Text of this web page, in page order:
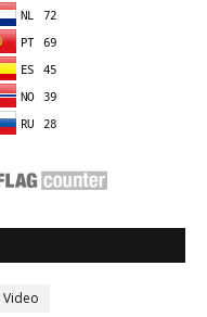
Video